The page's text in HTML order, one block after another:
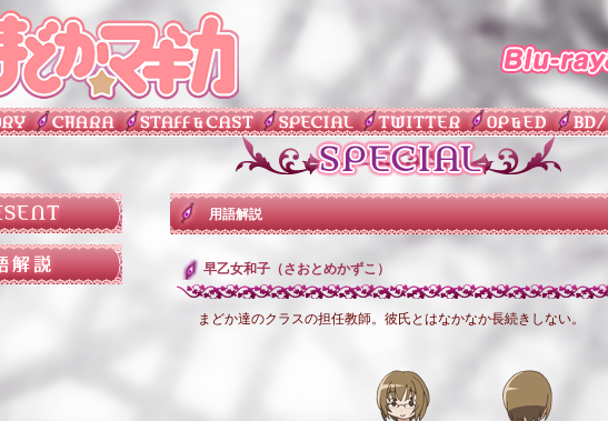
用語解説
早乙女和子（さおとめかずこ）
まどか達のクラスの担任教師。彼氏とはなかなか長続きしない。